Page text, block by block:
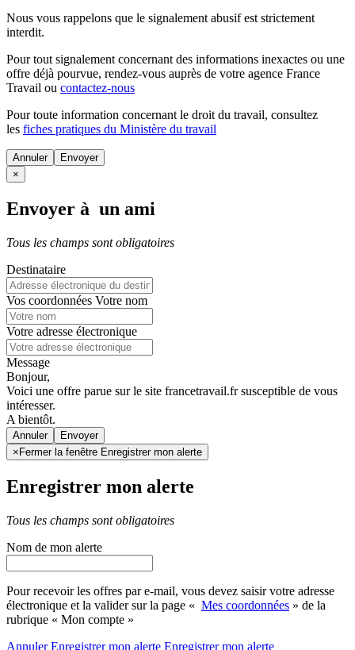
Nous vous rappelons que le signalement abusif est strictement
interdit.
Pour tout signalement concernant des informations inexactes ou une
offre déjà pourvue, rendez-vous auprès de votre agence France
Travail ou contactez-nous
Pour toute information concernant le droit du travail, consultez
les fiches pratiques du Ministère du travail
Annuler
×
Envoyer à un ami
Tous les champs sont obligatoires
Destinataire
Vos coordonnées Votre nom
Votre adresse électronique
Message
Bonjour,
Voici une offre parue sur le site francetravail.fr susceptible de vous
intéresser.
A bientôt.
Annuler
× Fermer la fenêtre Enregistrer mon alerte
Enregistrer mon alerte
Tous les champs sont obligatoires
Nom de mon alerte
Pour recevoir les offres par e-mail, vous devez saisir votre adresse
électronique et la valider sur la page « Mes coordonnées » de la
rubrique « Mon compte »
AnnulerEnregistrer mon alerte Enregistrermon alerte